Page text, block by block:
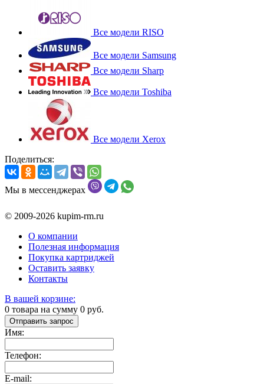
Все модели RISO
Все модели Samsung
Все модели Sharp
Все модели Toshiba
Все модели Xerox
Поделиться:
Мы в мессенджерах
© 2009-2026 kupim-rm.ru
О компании
Полезная информация
Покупка картриджей
Оставить заявку
Контакты
В вашей корзине:
0 товара на сумму 0 руб.
Отправить запрос
Имя:
Телефон:
E-mail: